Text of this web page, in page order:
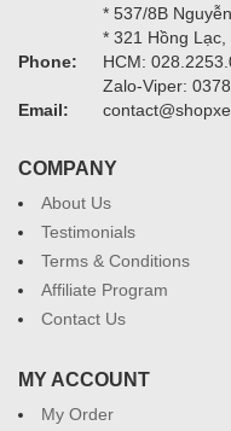
* 537/8B
* 321 Hồng Lạc,
Phone:
HCM:
Zalo-Viper:
Email:
COMPANY
About Us
Testimonials
Terms & Conditions
Affiliate Program
Contact Us
MY ACCOUNT
My Order